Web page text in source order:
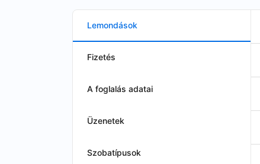
Lemondások
Fizetés
A foglalás adatai
Üzenetek
Szobatípusok